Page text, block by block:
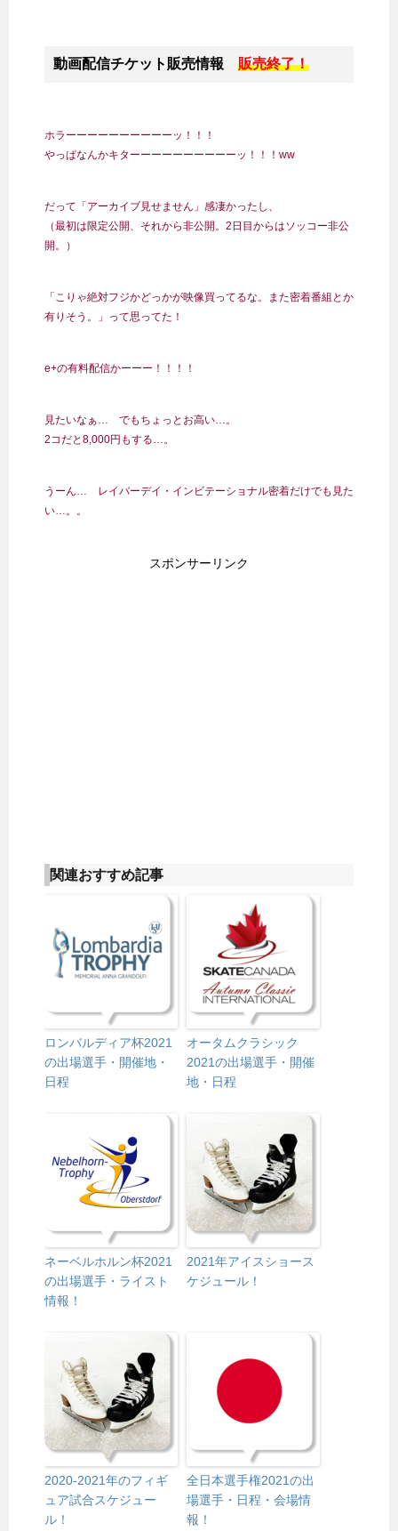
動画配信チケット販売情報 販売終了！
ホラーーーーーーーーーーッ！！！
やっぱなんかキターーーーーーーーーーッ！！！ww
だって「アーカイブ見せません」感凄かったし、
（最初は限定公開、それから非公開。2日目からはソッコー非公
開。）
「こりゃ絶対フジかどっかが映像買ってるな。また密着番組とか
有りそう。」って思ってた！
e+の有料配信かーーー！！！！
見たいなぁ… でもちょっとお高い…。
2コだと8,000円もする…。
うーん… レイバーデイ・インビテーショナル密着だけでも見た
い…。。
スポンサーリンク
関連おすすめ記事
ロンバルディア杯2021
の出場選手・開催地・
日程
オータムクラシック
2021の出場選手・開催
地・日程
ネーベルホルン杯2021
の出場選手・ライスト
情報！
2021年アイスショース
ケジュール！
2020-2021年のフィギ
ュア試合スケジュー
ル！
全日本選手権2021の出
場選手・日程・会場情
報！